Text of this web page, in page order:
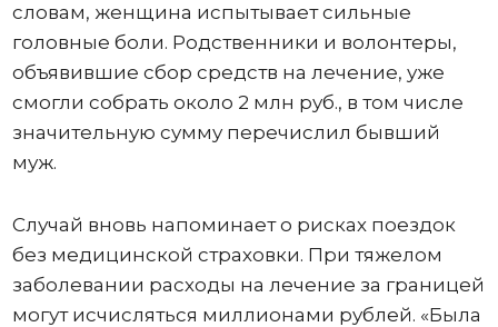
словам, женщина испытывает сильные
головные боли. Родственники и волонтеры,
объявившие сбор средств на лечение, уже
смогли собрать около 2 млн руб., в том числе
значительную сумму перечислил бывший
муж.
Случай вновь напоминает о рисках поездок
без медицинской страховки. При тяжелом
заболевании расходы на лечение за границей
могут исчисляться миллионами рублей. «Была